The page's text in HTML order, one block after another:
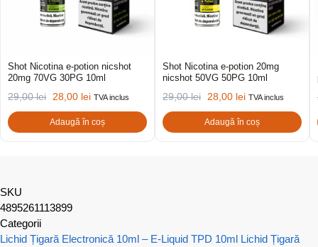
Shot Nicotina e-potion nicshot
20mg 70VG 30PG 10ml
29,00lei 28,00 lei TVA inclus
Adaugă în coș
Shot Nicotina e-potion 20mg
nicshot 50VG 50PG 10ml
29,00lei 28,00 lei TVA inclus
Adaugă în coș
SKU
4895261113899
Categorii
Lichid Țigară Electronică 10ml – E-Liquid TPD 10ml Lichid Țigară